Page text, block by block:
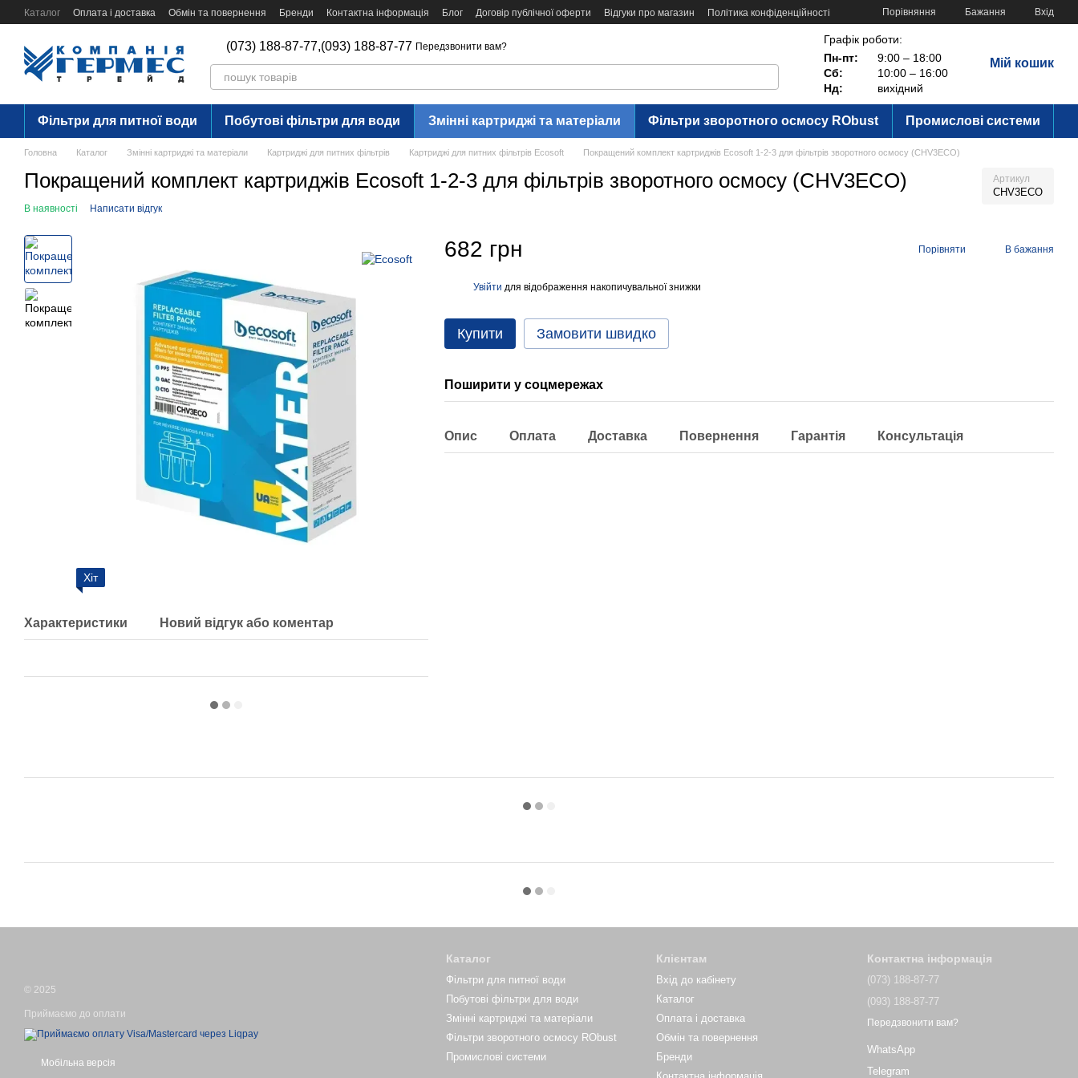
Перейти до основного контенту
Каталог Оплата і доставка Обмін та повернення Бренди Контактна інформація Блог Договір публічної оферти Відгуки про магазин Політика конфіденційності Порівняння Бажання Вхід
(073) 188-87-77,(093) 188-87-77 Передзвонити вам?
Графік роботи:
Пн-пт:
9:00 – 18:00
Сб:
10:00 – 16:00
Нд:
вихідний
Мій кошик
Фільтри для питної води Побутові фільтри для води Змінні картриджі та матеріали Фільтри зворотного осмосу RObust Промислові системи
Головна Каталог Змінні картриджі та матеріали Картриджі для питних фільтрів Картриджі для питних фільтрів Ecosoft Покращений комплект картриджів Ecosoft 1-2-3 для фільтрів зворотного осмосу (CHV3ECO)
Покращений комплект картриджів Ecosoft 1-2-3 для фільтрів зворотного осмосу (CHV3ECO) Артикул
CHV3ECO
В наявності Написати відгук
Хіт
Характеристики Новий відгук або коментар
682 грн Порівняти В бажання
Увійти для відображення накопичувальної знижки
Купити Замовити швидко
Поширити у соцмережах
Опис Оплата Доставка Повернення Гарантія Консультація
© 2025
Приймаємо до оплати
Мобільна версія
Каталог
Фільтри для питної води
Побутові фільтри для води
Змінні картриджі та матеріали
Фільтри зворотного осмосу RObust
Промислові системи
Клієнтам
Вхід до кабінету
Каталог
Оплата і доставка
Обмін та повернення
Бренди
Контактна інформація
(073) 188-87-77
(093) 188-87-77
Передзвонити вам?
WhatsApp
Telegram